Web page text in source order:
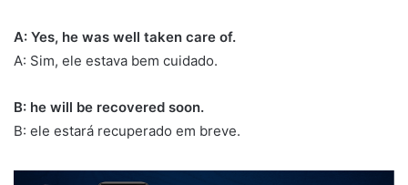
A: Yes, he was well taken care of.
A: Sim, ele estava bem cuidado.
B: he will be recovered soon.
B: ele estará recuperado em breve.